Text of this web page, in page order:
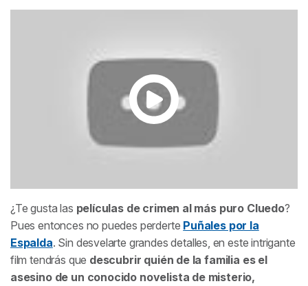
¿Te gusta las películas de crimen al más puro Cluedo?
Pues entonces no puedes perderte Puñales por la
Espalda. Sin desvelarte grandes detalles, en este intrigante
film tendrás que descubrir quién de la familia es el
asesino de un conocido novelista de misterio,